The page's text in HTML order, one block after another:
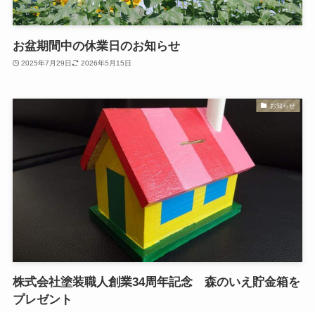
お盆期間中の休業日のお知らせ
2025年7月29日 2026年5月15日
お知らせ
株式会社塗装職人創業34周年記念 森のいえ貯金箱を
プレゼント